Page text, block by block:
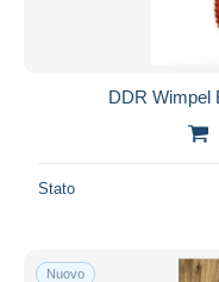
DDR Wimpel
Stato
Nuovo